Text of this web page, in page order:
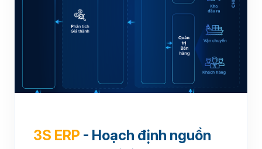
3S ERP - Hoạch định nguồn